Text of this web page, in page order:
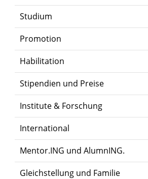
Studium
Promotion
Habilitation
Stipendien und Preise
Institute & Forschung
International
Mentor.ING und AlumnING.
Gleichstellung und Familie